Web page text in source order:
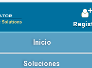
Inicio
Soluciones